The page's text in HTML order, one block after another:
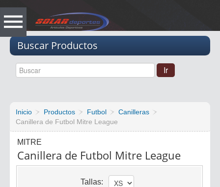
Buscar Productos
Inicio Productos Futbol
Canilleras
Canillera de Futbol Mitre League
MITRE
Canillera de Futbol Mitre League
Tallas: